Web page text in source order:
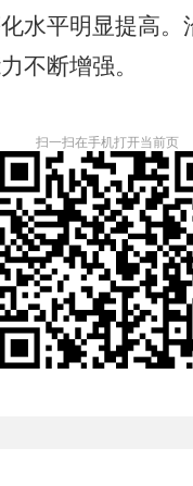
水平明显提高。
不断增强。
扫一扫在手机打开当前页